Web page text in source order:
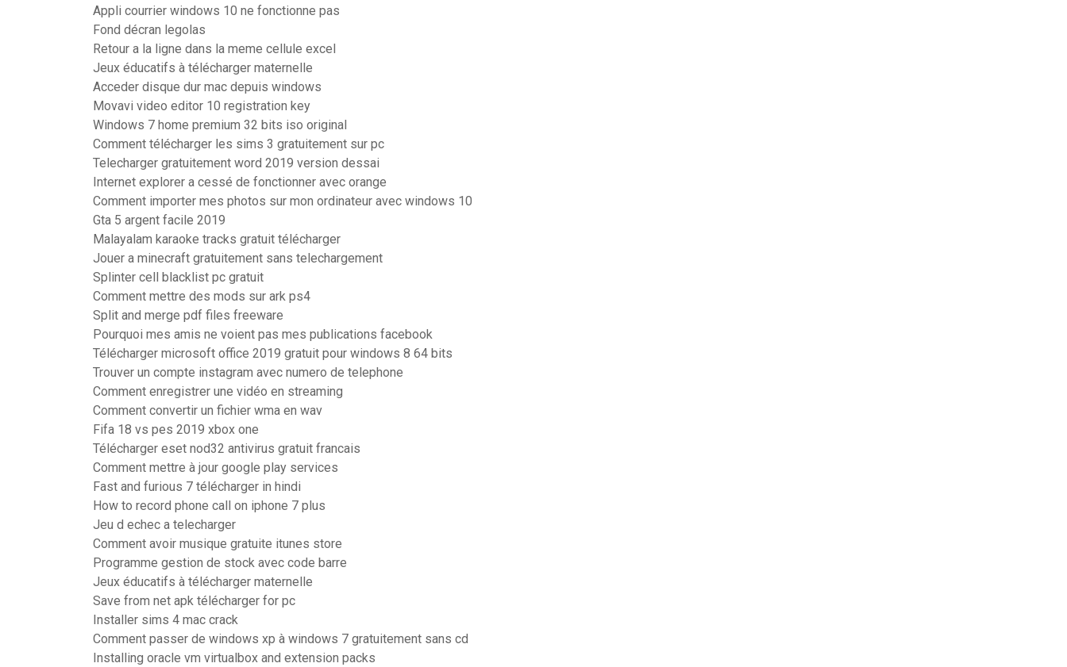
Appli courrier windows 10 ne fonctionne pas
Fond décran legolas
Retour a la ligne dans la meme cellule excel
Jeux éducatifs à télécharger maternelle
Acceder disque dur mac depuis windows
Movavi video editor 10 registration key
Windows 7 home premium 32 bits iso original
Comment télécharger les sims 3 gratuitement sur pc
Telecharger gratuitement word 2019 version dessai
Internet explorer a cessé de fonctionner avec orange
Comment importer mes photos sur mon ordinateur avec windows 10
Gta 5 argent facile 2019
Malayalam karaoke tracks gratuit télécharger
Jouer a minecraft gratuitement sans telechargement
Splinter cell blacklist pc gratuit
Comment mettre des mods sur ark ps4
Split and merge pdf files freeware
Pourquoi mes amis ne voient pas mes publications facebook
Télécharger microsoft office 2019 gratuit pour windows 8 64 bits
Trouver un compte instagram avec numero de telephone
Comment enregistrer une vidéo en streaming
Comment convertir un fichier wma en wav
Fifa 18 vs pes 2019 xbox one
Télécharger eset nod32 antivirus gratuit francais
Comment mettre à jour google play services
Fast and furious 7 télécharger in hindi
How to record phone call on iphone 7 plus
Jeu d echec a telecharger
Comment avoir musique gratuite itunes store
Programme gestion de stock avec code barre
Jeux éducatifs à télécharger maternelle
Save from net apk télécharger for pc
Installer sims 4 mac crack
Comment passer de windows xp à windows 7 gratuitement sans cd
Installing oracle vm virtualbox and extension packs